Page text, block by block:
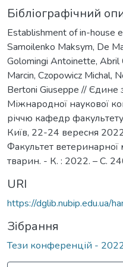
Бібліографічний
Establishment of in-house
Samoilenko Maksym, De
Golomingi Antoinette, Abril
Marcin, Czopowicz Michal,
Bertoni Giuseppe // Єдине
Міжнародної наукової
річчю кафедр
Київ, 22-24 вересня
Факультет
тварин. - К. : 2022. – С.
URI
https://dglib.nubip.edu.ua/
Зібрання
Тези конференцій -